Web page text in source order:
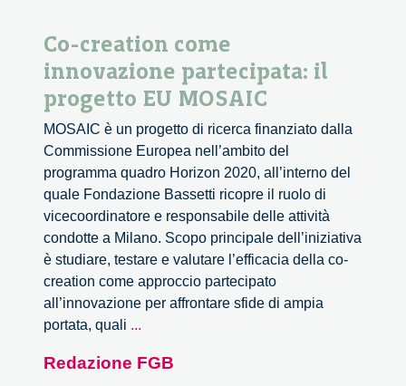
Co-creation come
innovazione partecipata: il
progetto EU MOSAIC
MOSAIC è un progetto di ricerca finanziato dalla
Commissione Europea nell’ambito del
programma quadro Horizon 2020, all’interno del
quale Fondazione Bassetti ricopre il ruolo di
vicecoordinatore e responsabile delle attività
condotte a Milano. Scopo principale dell’iniziativa
è studiare, testare e valutare l’efficacia della co-
creation come approccio partecipato
all’innovazione per affrontare sfide di ampia
portata, quali ...
come
Redazione FGB